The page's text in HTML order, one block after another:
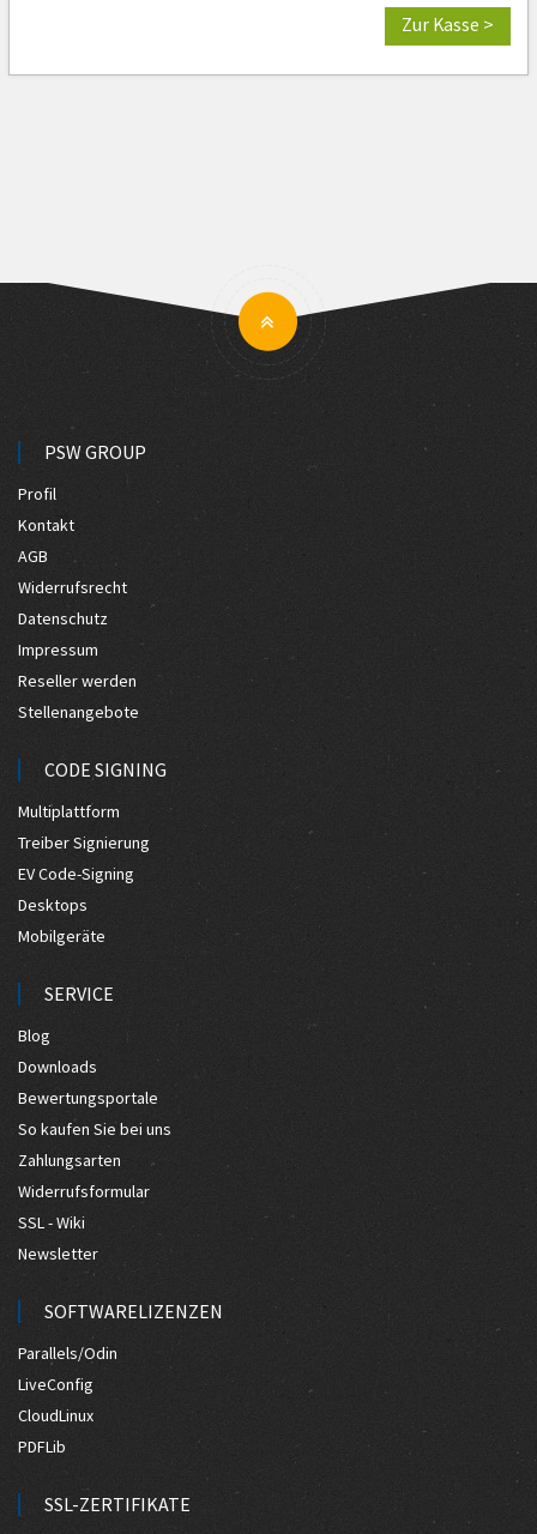
Zur Kasse >
PSW GROUP
Profil
Kontakt
AGB
Widerrufsrecht
Datenschutz
Impressum
Reseller werden
Stellenangebote
CODE SIGNING
Multiplattform
Treiber Signierung
EV Code-Signing
Desktops
Mobilgeräte
SERVICE
Blog
Downloads
Bewertungsportale
So kaufen Sie bei uns
Zahlungsarten
Widerrufsformular
SSL - Wiki
Newsletter
SOFTWARELIZENZEN
Parallels/Odin
LiveConfig
CloudLinux
PDFLib
SSL-ZERTIFIKATE